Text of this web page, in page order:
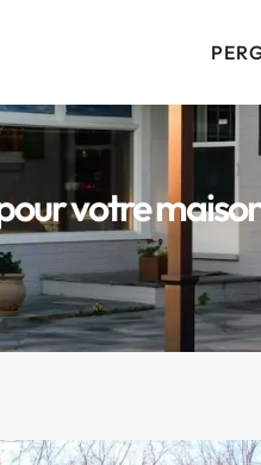
votre